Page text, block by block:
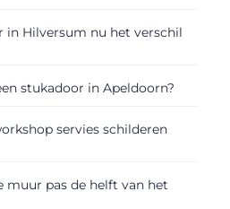
in Hilversum nu het verschil
stukadoor in Apeldoorn?
servies schilderen
muur pas de helft van het